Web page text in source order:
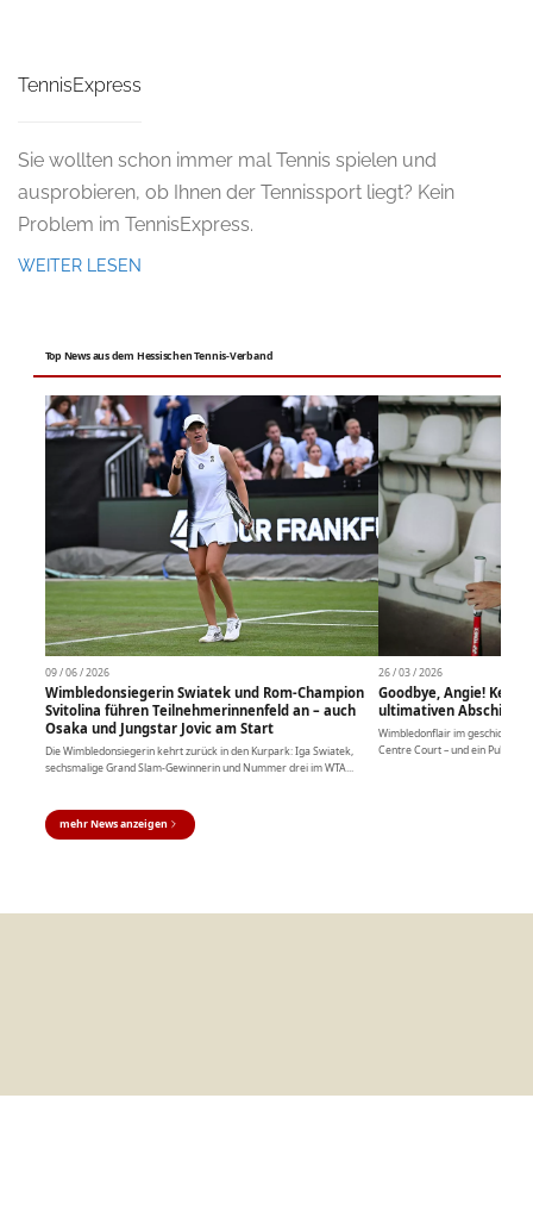
TennisExpress
Sie wollten schon immer mal Tennis spielen und
ausprobieren, ob Ihnen der Tennissport liegt? Kein
Problem im TennisExpress.
WEITER LESEN